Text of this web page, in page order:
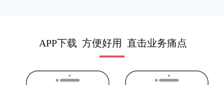
APP下载 方便好用 直击业务痛点